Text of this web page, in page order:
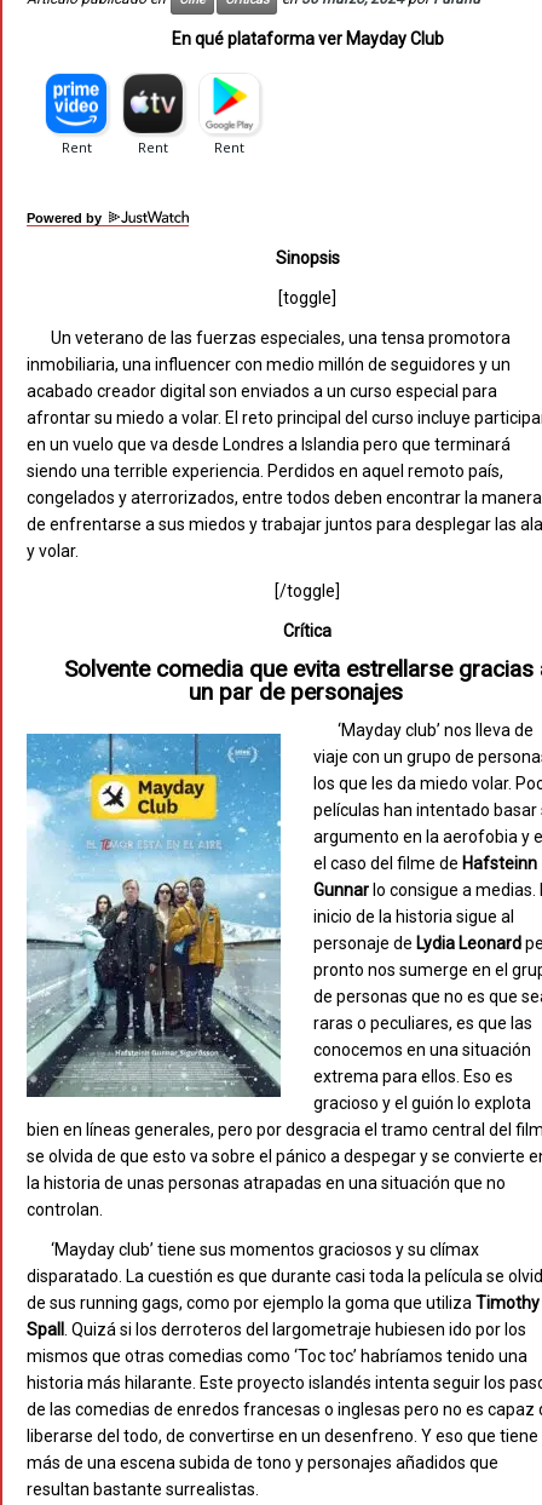
En qué plataforma ver Mayday Club
Powered by
Sinopsis
[toggle]
Un veterano de las fuerzas especiales, una tensa promotora
inmobiliaria, una influencer con medio millón de seguidores y un
acabado creador digital son enviados a un curso especial para
afrontar su miedo a volar. El reto principal del curso incluye
en un vuelo que va desde Londres a Islandia pero que terminará
siendo una terrible experiencia. Perdidos en aquel remoto país,
congelados y aterrorizados, entre todos deben encontrar la manera
de enfrentarse a sus miedos y trabajar juntos para desplegar las
y volar.
[/toggle]
Crítica
Solvente comedia que evita estrellarse gracias
un par de personajes
‘Mayday club’ nos lleva de
viaje con un grupo de
los que les da miedo volar.
películas han intentado basar
argumento en la aerofobia y
el caso del filme de Hafsteinn
Gunnar lo consigue a medias.
inicio de la historia sigue al
personaje de Lydia Leonard
pronto nos sumerge en el
de personas que no es que
raras o peculiares, es que las
conocemos en una situación
extrema para ellos. Eso es
gracioso y el guión lo explota
bien en líneas generales, pero por desgracia el tramo central del
se olvida de que esto va sobre el pánico a despegar y se convierte
la historia de unas personas atrapadas en una situación que no
controlan.
‘Mayday club’ tiene sus momentos graciosos y su clímax
disparatado. La cuestión es que durante casi toda la película se
de sus running gags, como por ejemplo la goma que utilizaTimothy
Spall . Quizá si los derroteros del largometraje hubiesen ido por los
mismos que otras comedias como ‘Toc toc’ habríamos tenido una
historia más hilarante. Este proyecto islandés intenta seguir los
de las comedias de enredos francesas o inglesas pero no es capaz
liberarse del todo, de convertirse en un desenfreno. Y eso que tiene
más de una escena subida de tono y personajes añadidos que
resultan bastante surrealistas.